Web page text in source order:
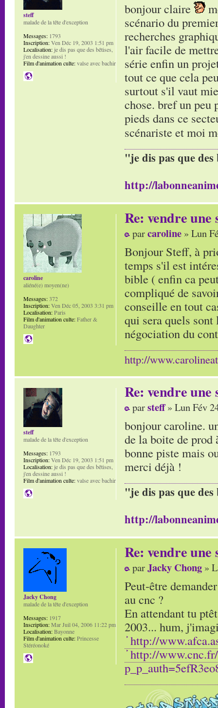
bonjour claire
scénario du
recherches
l'air facile de
série enfin un
tout ce que cela
surtout s'il vaut
chose. bref un peu
pieds dans ce
scénariste et moi
"je dis pas que
http://
steff
malade de la tête d'exception
Messages: 1793
Inscription:Ven Déc 19, 2003 1:51 pm
Localisation:je dis pas que des bêtises,
j'en dessine aussi !
Film d'animation culte:valse avec bachir
Re: vendre une
parcaroline » Lun
Bonjour Steff, à
temps s'il est
bible ( enfin ca
compliqué de
conseille en tout
qui sera quels
négociation du
http://
caroline
aliéné(e) moyen(ne)
Messages:372
Inscription:Ven Déc 05, 2003 3:31 pm
Localisation:Paris
Film d'animation culte:Father &
Daughter
Re: vendre une
parsteff» Lun Fév
bonjour caroline.
de la boite de prod
bonne piste mais
merci déjà !
"je dis pas que
http://
steff
malade de la tête d'exception
Messages: 1793
Inscription:Ven Déc 19, 2003 1:51 pm
Localisation:je dis pas que des bêtises,
j'en dessine aussi !
Film d'animation culte:valse avec bachir
Re: vendre une
parJacky Chong »
Peut-être
au cnc ?
En attendant tu
2003... hum,
http://
http://
Jacky Chong
malade de la tête d'exception
Messages: 1917
Inscription:Mar Juil 04, 2006 11:22 pm
Localisation:Bayonne
Film d'animation culte:Princesse
Stéréonoké